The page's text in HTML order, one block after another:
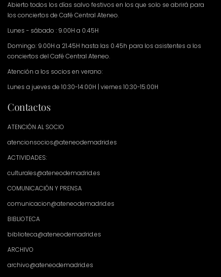
Abierto todos los días salvo festivos en los que solo se abrirá para
los conciertos de Café Central Ateneo.
Lunes - sábado : 9.00H a 0.45H
Domingo: 9.00H a 21.45H hasta las 0.45h para los asistentes a los
conciertos del Café Central Ateneo.
Atención a los socios en verano:
Lunes a jueves de 10:30-14:00H | viernes 10:30-15:00H
Contactos
ATENCIÓN AL SOCIO
atencionsocios@ateneodemadrid.es
ACTIVIDADES:
culturales@ateneodemadrid.es
COMUNICACIÓN Y PRENSA
comunicacion@ateneodemadrid.es
BIBLIOTECA
biblioteca@ateneodemadrid.es
ARCHIVO
archivo@ateneodemadrid.es